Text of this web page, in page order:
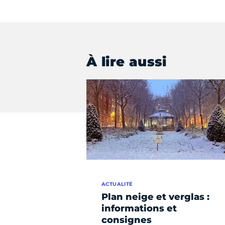
À lire aussi
Plan neige et verglas :
informations et
consignes
ACTUALITÉ